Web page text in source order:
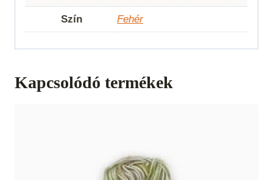
Szín Fehér
Kapcsolódó termékek